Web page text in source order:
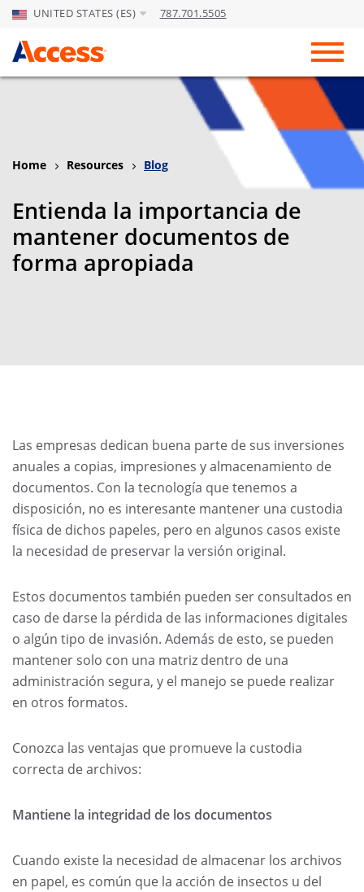
Skip to Main Content
UNITED STATES (ES) 787.701.5505
Home Resources Blog
Entienda la importancia de
mantener documentos de
forma apropiada
Las empresas dedican buena parte de sus inversiones
anuales a copias, impresiones y almacenamiento de
documentos. Con la tecnología que tenemos a
disposición, no es interesante mantener una custodia
física de dichos papeles, pero en algunos casos existe
la necesidad de preservar la versión original.
Estos documentos también pueden ser consultados en
caso de darse la pérdida de las informaciones digitales
o algún tipo de invasión. Además de esto, se pueden
mantener solo con una matriz dentro de una
administración segura, y el manejo se puede realizar
en otros formatos.
Conozca las ventajas que promueve la custodia
correcta de archivos:
Mantiene la integridad de los documentos
Cuando existe la necesidad de almacenar los archivos
en papel, es común que la acción de insectos u del